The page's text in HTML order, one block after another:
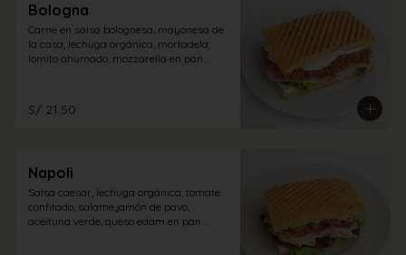
Bologna
Carne en salsa bolognesa, mayonesa de
la casa, lechuga orgánica, mortadela,
lomito ahumado, mozzarella en pan
S/ 21.50
Napoli
Salsa caesar, lechuga orgánica, tomate
confitado, salame,jamón de pavo,
aceituna verde, queso edam en pan